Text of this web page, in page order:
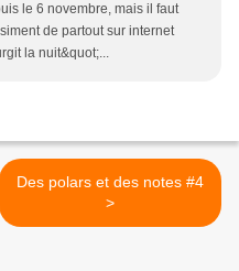
le 6 novembre, mais il faut
de partout sur internet
la nuit&quot;...
Des polars et des notes #4
>